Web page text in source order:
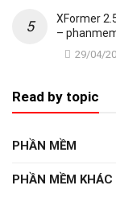
XFormer
–
29/04/
Read by topic
PHẦN MỀM
PHẦN MỀM KHÁC